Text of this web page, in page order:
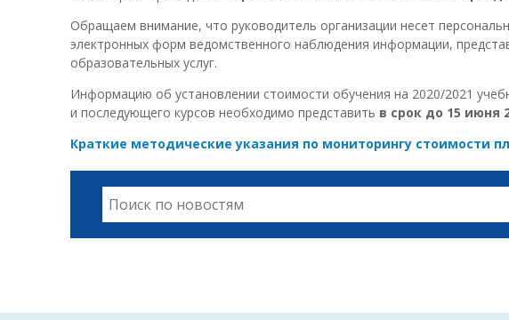
Обращаем внимание, что руководитель организации несет
электронных форм ведомственного наблюдения информации,
образовательных услуг.
Информацию об установлении стоимости обучения на 2020/2021
и последующего курсов необходимо представить в срок до 15 июня
Краткие методические указания по мониторингу стоимости